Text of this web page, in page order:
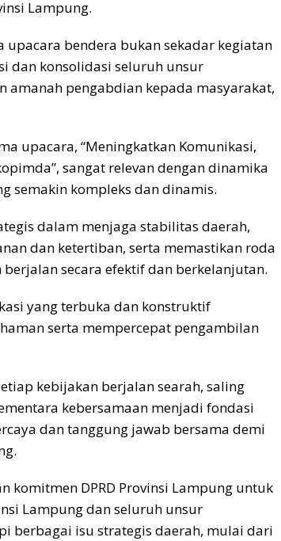
Lampung.
bendera bukan sekadar kegiatan
dan konsolidasi seluruh unsur
amanah pengabdian kepada masyarakat,
upacara, “Meningkatkan Komunikasi,
sangat relevan dengan dinamika
semakin kompleks dan dinamis.
dalam menjaga stabilitas daerah,
dan ketertiban, serta memastikan roda
secara efektif dan berkelanjutan.
yang terbuka dan konstruktif
serta mempercepat pengambilan
kebijakan berjalan searah, saling
kebersamaan menjadi fondasi
dan tanggung jawab bersama demi
komitmen DPRD Provinsi Lampung untuk
Lampung dan seluruh unsur
berbagai isu strategis daerah, mulai dari